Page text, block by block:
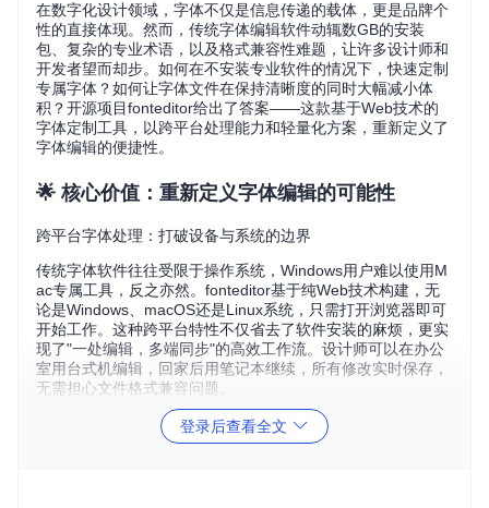
在数字化设计领域，字体不仅是信息传递的载体，更是品牌个
性的直接体现。然而，传统字体编辑软件动辄数GB的安装
包、复杂的专业术语，以及格式兼容性难题，让许多设计师和
开发者望而却步。如何在不安装专业软件的情况下，快速定制
专属字体？如何让字体文件在保持清晰度的同时大幅减小体
积？开源项目fonteditor给出了答案——这款基于Web技术的
字体定制工具，以跨平台处理能力和轻量化方案，重新定义了
字体编辑的便捷性。
🌟 核心价值：重新定义字体编辑的可能性
跨平台字体处理：打破设备与系统的边界
传统字体软件往往受限于操作系统，Windows用户难以使用M
ac专属工具，反之亦然。fonteditor基于纯Web技术构建，无
论是Windows、macOS还是Linux系统，只需打开浏览器即可
开始工作。这种跨平台特性不仅省去了软件安装的麻烦，更实
现了"一处编辑，多端同步"的高效工作流。设计师可以在办公
室用台式机编辑，回家后用笔记本继续，所有修改实时保存，
无需担心文件格式兼容问题。
图：fonteditor中文界面展示了丰富的字形编辑功能，支持跨平
登录后查看全文